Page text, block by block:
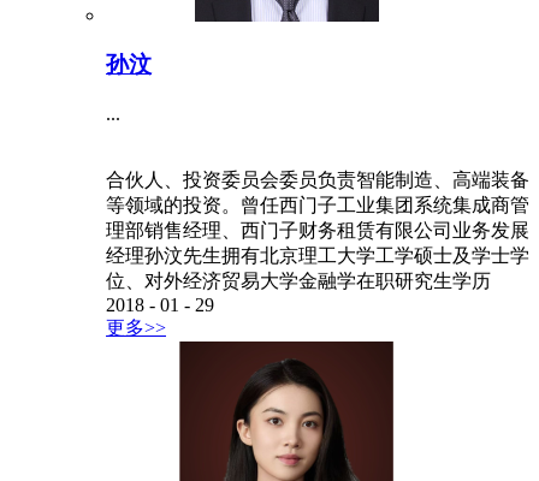
孙汶
...
合伙人、投资委员会委员负责智能制造、高端装备
等领域的投资。曾任西门子工业集团系统集成商管
理部销售经理、西门子财务租赁有限公司业务发展
经理孙汶先生拥有北京理工大学工学硕士及学士学
位、对外经济贸易大学金融学在职研究生学历
2018 - 01 - 29
更多>>